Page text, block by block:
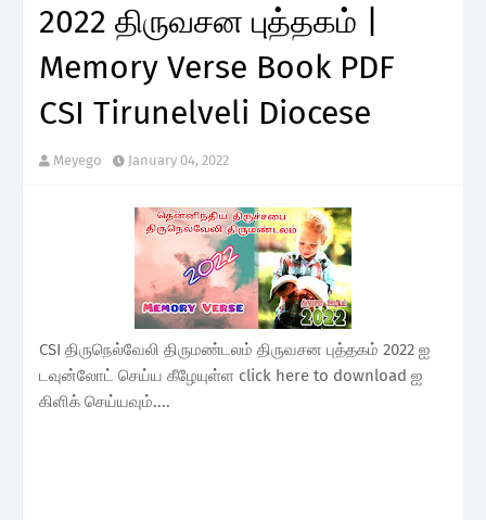
2022 திருவசன புத்தகம் |
Memory Verse Book PDF
CSI Tirunelveli Diocese
Meyego January 04, 2022
CSI திருநெல்வேலி திருமண்டலம் திருவசன புத்தகம் 2022 ஐ
டவுன்லோட் செய்ய கீழேயுள்ள click here to download ஐ
கிளிக் செய்யவும்....